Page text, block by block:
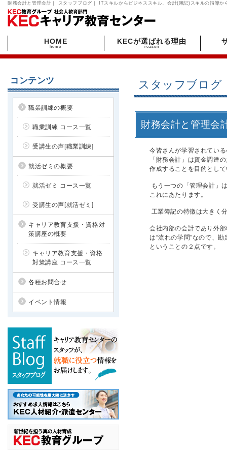
財務会計と管理会計｜ スタッフブログ｜ ITスキルからビジネススキル、会計(簿記)スキルの指導か
HOME
home
KECが選ばれる理由
reason
スタッフブログ
財務会計と管理会
今皆さんが学習されてい
「財務会計」は資金調達
作成することを目的とし
もう一つの「管理会計」
これにあたります。
工業簿記の特徴は大きく
会社内部の会計であり外
は“流れの学問”なので、
ということの２点です。
コンテンツ
職業訓練の概要
職業訓練 コース一覧
受講生の声[職業訓練]
就活ゼミの概要
就活ゼミ コース一覧
受講生の声[就活ゼミ]
キャリア教育支援・資格対
策講座の概要
キャリア教育支援・資格
対策講座 コース一覧
各種お問合せ
イベント情報